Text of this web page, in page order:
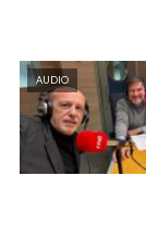
AUDIO